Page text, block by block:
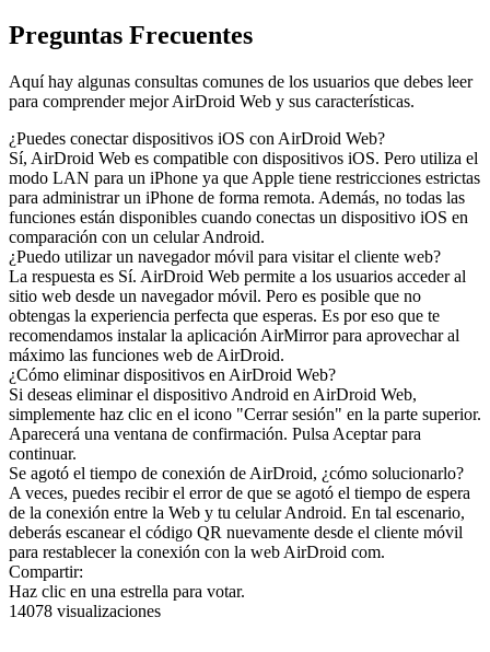
Preguntas Frecuentes
Aquí hay algunas consultas comunes de los usuarios que debes leer
para comprender mejor AirDroid Web y sus características.
¿Puedes conectar dispositivos iOS con AirDroid Web?
Sí, AirDroid Web es compatible con dispositivos iOS. Pero utiliza el
modo LAN para un iPhone ya que Apple tiene restricciones estrictas
para administrar un iPhone de forma remota. Además, no todas las
funciones están disponibles cuando conectas un dispositivo iOS en
comparación con un celular Android.
¿Puedo utilizar un navegador móvil para visitar el cliente web?
La respuesta es Sí. AirDroid Web permite a los usuarios acceder al
sitio web desde un navegador móvil. Pero es posible que no
obtengas la experiencia perfecta que esperas. Es por eso que te
recomendamos instalar la aplicación AirMirror para aprovechar al
máximo las funciones web de AirDroid.
¿Cómo eliminar dispositivos en AirDroid Web?
Si deseas eliminar el dispositivo Android en AirDroid Web,
simplemente haz clic en el icono "Cerrar sesión" en la parte superior.
Aparecerá una ventana de confirmación. Pulsa Aceptar para
continuar.
Se agotó el tiempo de conexión de AirDroid, ¿cómo solucionarlo?
A veces, puedes recibir el error de que se agotó el tiempo de espera
de la conexión entre la Web y tu celular Android. En tal escenario,
deberás escanear el código QR nuevamente desde el cliente móvil
para restablecer la conexión con la web AirDroid com.
Compartir:
Haz clic en una estrella para votar.
14078 visualizaciones